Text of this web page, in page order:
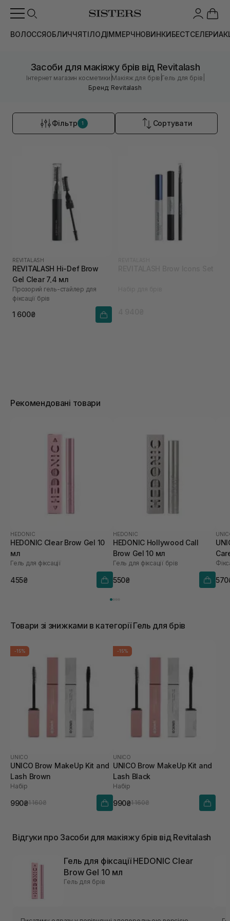
ВОЛОССЯОБЛИЧЧЯТІЛОДІММЕРЧНОВИНКИБЕСТСЕЛЕРИ
Засоби для макіяжу брів від Revitalash
Інтернет магазин косметики |Макіяж для брів |Гель для брів
Бренд: Revitalash
Фільтр 1 Сортувати
REVITALASH
REVITALASH Hi-Def Brow
Gel Clear 7,4 мл
Прозорий гель-стайлер для
фіксації брів
1 600₴
Рекомендовані товари
HEDONIC
HEDONIC Clear Brow Gel 10
мл
Гель для фіксації
455₴
HEDONIC
HEDONIC Hollywood Call
Brow Gel 10 мл
Гель для фіксації брів
550₴
Товари зі знижками в категорії Гель для брів
-15%
UNICO
UNICO Brow MakeUp Kit and
Lash Brown
Набір
990₴1 160₴
-15%
UNICO
UNICO Brow MakeUp Kit and
Lash Black
Набір
990₴1 160₴
Відгуки про Засоби для макіяжу брів від Revitalash
Гель для фіксації HEDONIC Clear
Brow Gel 10 мл
Гель для брів